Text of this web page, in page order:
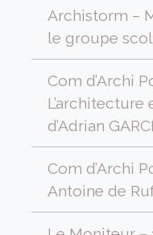
Archistorm –
le groupe
Com d’Archi
L’architecture
d’Adrian
Com d’Archi
Antoine de